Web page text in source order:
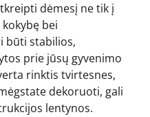
dėmesį ne tik į
bei
būti stabilios,
prie jūsų gyvenimo
rinktis tvirtesnes,
dekoruoti, gali
lentynos.